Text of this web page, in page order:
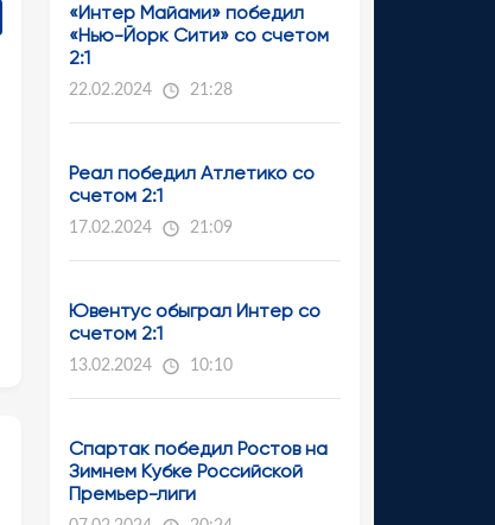
«Интер Майами» победил
«Нью-Йорк Сити» со счетом
2:1
22.02.2024 21:28
Реал победил Атлетико со
счетом 2:1
17.02.2024 21:09
Ювентус обыграл Интер со
счетом 2:1
13.02.2024 10:10
Спартак победил Ростов на
Зимнем Кубке Российской
Премьер-лиги